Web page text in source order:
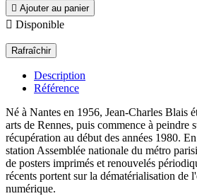
 Ajouter au panier
 Disponible
Description
Référence
Né à Nantes en 1956, Jean-Charles Blais
arts de Rennes, puis commence à peindre
récupération au début des années 1980.
station Assemblée nationale du métro
de posters imprimés et renouvelés
récents portent sur la dématérialisation de
numérique.